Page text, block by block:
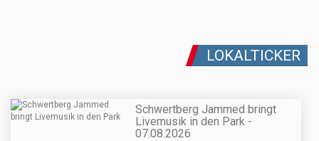
LOKALTICKER
Schwertberg Jammed bringt
Livemusik in den Park -
07.08.2026